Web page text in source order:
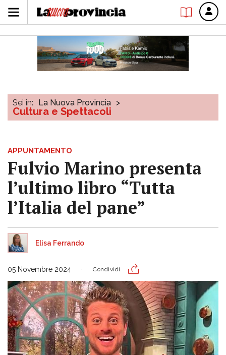
Sei in: La Nuova Provincia >
Cultura e Spettacoli
APPUNTAMENTO
Fulvio Marino presenta
l’ultimo libro “Tutta
l’Italia del pane”
Elisa Ferrando
05 Novembre 2024 Condividi